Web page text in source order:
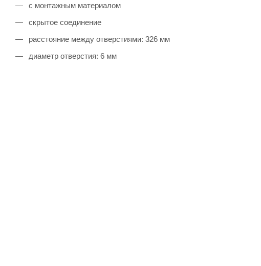
с монтажным материалом
скрытое соединение
расстояние между отверстиями: 326 мм
диаметр отверстия: 6 мм